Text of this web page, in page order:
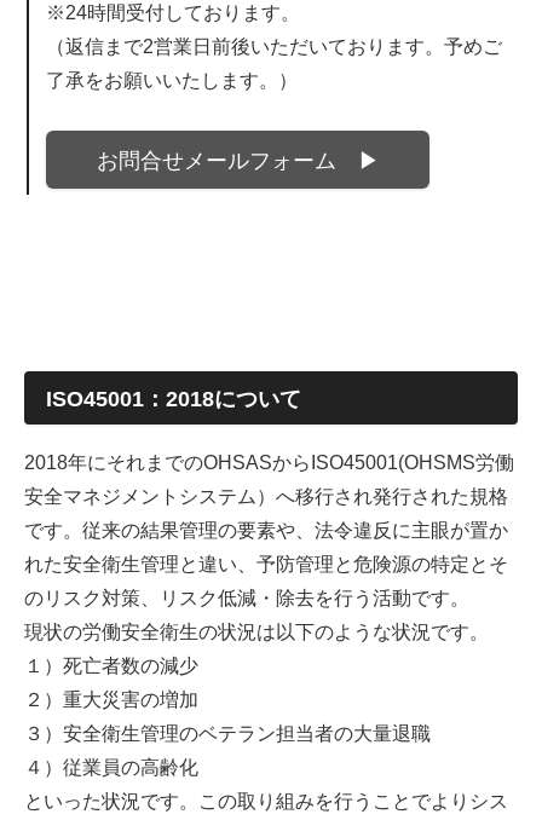
※24時間受付しております。
（返信まで2営業日前後いただいております。予めご
了承をお願いいたします。）
お問合せメールフォーム ▶
ISO45001：2018について
2018年にそれまでのOHSASからISO45001(OHSMS労働
安全マネジメントシステム）へ移行され発行された規格
です。従来の結果管理の要素や、法令違反に主眼が置か
れた安全衛生管理と違い、予防管理と危険源の特定とそ
のリスク対策、リスク低減・除去を行う活動です。
現状の労働安全衛生の状況は以下のような状況です。
１）死亡者数の減少
２）重大災害の増加
３）安全衛生管理のベテラン担当者の大量退職
４）従業員の高齢化
といった状況です。この取り組みを行うことでよりシス